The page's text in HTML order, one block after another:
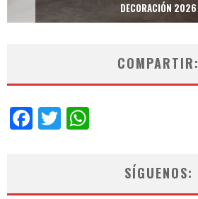
DECORACIÓN 2026
COMPARTIR:
Facebook
Twitter
SÍGUENOS: